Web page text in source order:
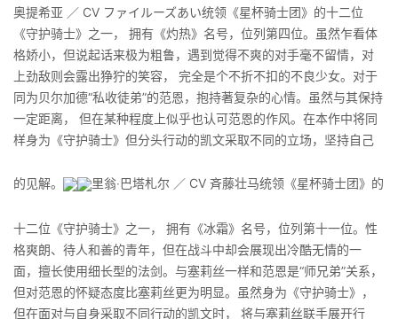
奥提希亚 ／ CV ファイルーズあい统领《星杯骑士团》的十二位
《守护骑士》之一， 拥有《灼热》名号，位列第四位。虽然乍看体
格娇小，但说起话来极为粗鲁，遇到觉得不爽的对手毫不留情，对
上劲敌则会露出狰狞的笑容， 完全是个不折不扣的不良少女。对于
同为贝尔加德“私收徒弟”的范恩，抱持著复杂的心情。虽然与其保持
一定距离， 但在某种程度上似乎也认可范恩的作风。在本作中将同
样身为《守护骑士》但分头行动的凯文采取不同的立场，坚持自己
的见解。 里翁‧巴塔札尔 ／ CV 斉藤壮马统领《星杯骑士团》的
十二位《守护骑士》之一， 拥有《冰霜》名号，位列第十一位。性
格爽朗、待人和善的青年，但在战斗中却会展现出冷酷无情的一
面，擅长使用细长型的法剑。与塞莉丝一样和范恩是“师兄弟”关系，
但对范恩的怀疑态度比塞莉丝更为明显。虽然身为《守护骑士》，
但在面对与自身采取不同行动的凯文时， 将与塞莉丝联手展开行